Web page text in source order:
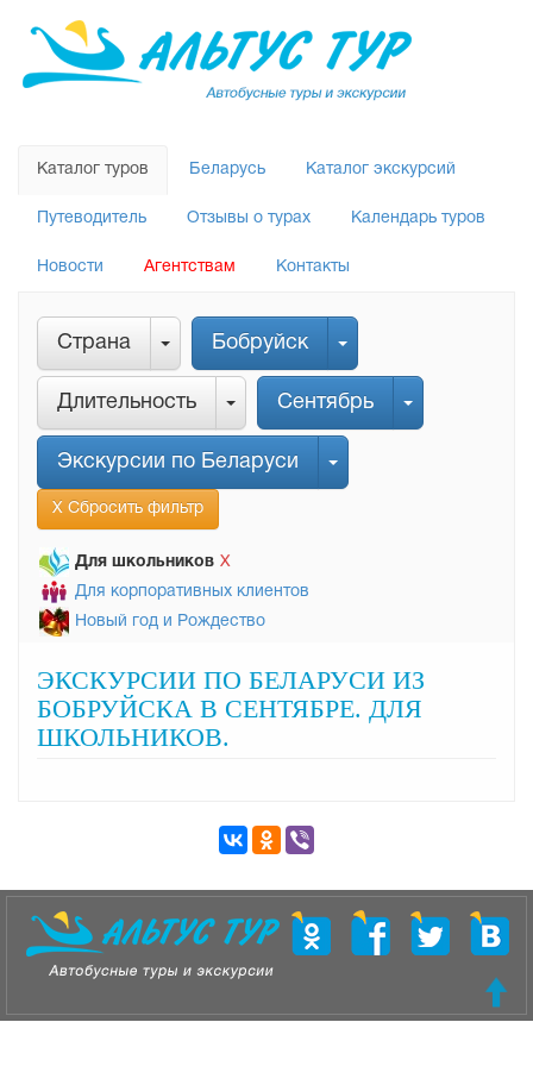
Каталог туров Беларусь Каталог экскурсий
Путеводитель Отзывы о турах Календарь туров
Новости Агентствам Контакты
Страна Бобруйск
Длительность Сентябрь
Экскурсии по Беларуси
Х Сбросить фильтр
Для школьников Х
Для корпоративных клиентов
Новый год и Рождество
ЭКСКУРСИИ ПО БЕЛАРУСИ ИЗ
БОБРУЙСКА В СЕНТЯБРЕ. ДЛЯ
ШКОЛЬНИКОВ.